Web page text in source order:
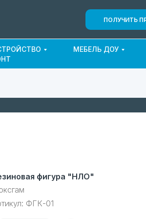
ПОЛУЧИТЬ
МЕБЕЛЬ ДОУ
фигура "НЛО"
ФГК-01